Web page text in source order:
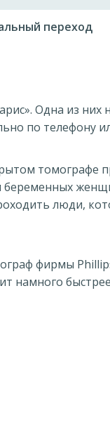
переход
Одна из них
по телефону
люди,
фирмы